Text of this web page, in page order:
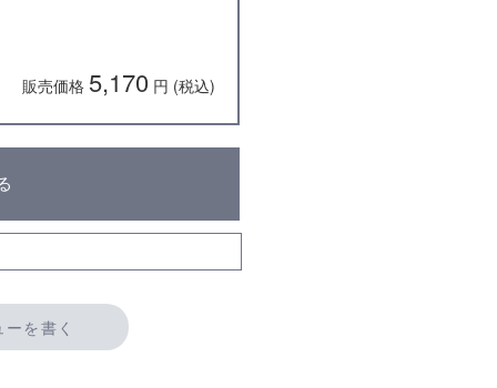
販売価格 5,170 円 (税込)
ーを書く